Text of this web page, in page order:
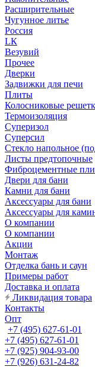
Расширительные
Чугунное литье
Россия
LК
Везувий
Прочее
Дверки
Задвижки для печи
Плиты
Колосниковые
Термоизоляция
Суперизол
Суперсил
Стекло напольное
Листы предтопочные
Фиброцементные
Двери для бани
Камни для бани
Аксессуары для бани
Аксессуары для
О компании
О компании
Акции
Монтаж
Отделка бань и саун
Примеры работ
Доставка и оплата
Ликвидация товара
Контакты
Опт
+7 (495) 627-61-01
+7 (495) 627-61-01
+7 (925) 904-93-00
+7 (926) 631-24-82